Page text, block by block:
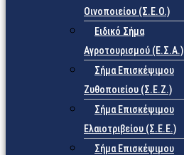
Οινοποιείου (Σ.Ε.Ο.)
Ειδικό Σήμα
Αγροτουρισμού (Ε.Σ.Α.)
Σήμα Επισκέψιμου
Ζυθοποιείου (Σ.Ε.Ζ.)
Σήμα Επισκέψιμου
Ελαιοτριβείου (Σ.Ε.Ε.)
Σήμα Επισκέψιμου